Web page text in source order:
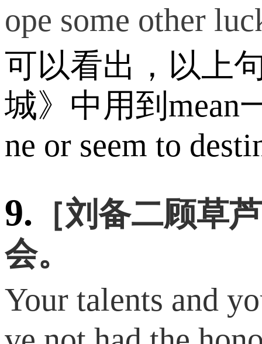
ope some other
可以看出，以上
城》中用到mean
ne or seem to
9. ［刘备二顾草
会。
Your talents and